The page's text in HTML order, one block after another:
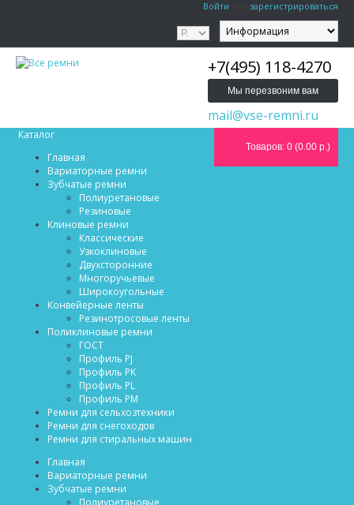
Войти зарегистрироваться
+7(495) 118-4270
Мы перезвоним вам
mail@vse-remni.ru
Каталог
Товаров: 0 (0.00 р.)
Главная
Вариаторные ремни
Зубчатые ремни
Полиуретановые
Резиновые
Клиновые ремни
Классические
Узкоклиновые
Двухсторонние
Многоручьевые
Широкоугольные
Конвейерные ленты
Резинотросовые ленты
Поликлиновые ремни
ГОСТ
Профиль PJ
Профиль PK
Профиль PL
Профиль PM
Ремни для сельхозтехники
Ремни для снегоходов
Ремни для стиральных машин
Главная
Вариаторные ремни
Зубчатые ремни
Полиуретановые